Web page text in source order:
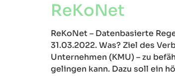
ReKoNet
ReKoNet – Datenbasierte
31.03.2022. Was? Ziel des
Unternehmen (KMU) – zu
gelingen kann. Dazu soll ein